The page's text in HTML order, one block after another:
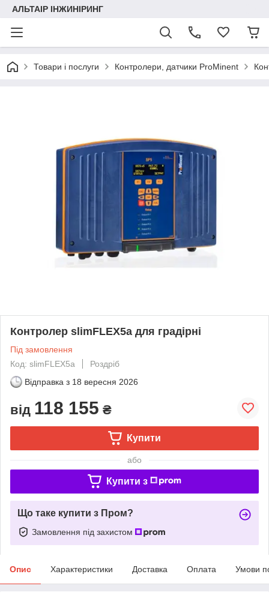
АЛЬТАІР ІНЖИНІРИНГ
Товари і послуги Контролери, датчики ProMinent
Контролер slimFLEX5a для градірні
Під замовлення
Код: slimFLEX5a
Роздріб
Відправка з 18 вересня 2026
від 118 155 ₴
Купити
або
Купити з
Що таке купити з Пром?
Замовлення під захистом
Опис Характеристики Доставка Оплата Умови